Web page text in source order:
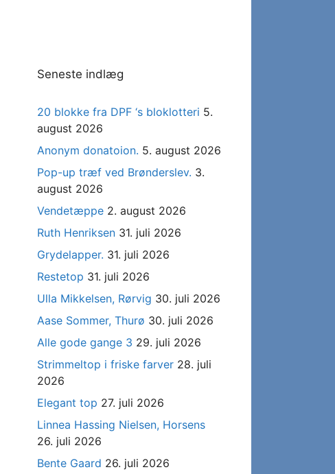
Seneste indlæg
20 blokke fra DPF ‘s bloklotteri 5.
august 2026
Anonym donatoion. 5. august 2026
Pop-up træf ved Brønderslev. 3.
august 2026
Vendetæppe 2. august 2026
Ruth Henriksen 31. juli 2026
Grydelapper. 31. juli 2026
Restetop 31. juli 2026
Ulla Mikkelsen, Rørvig 30. juli 2026
Aase Sommer, Thurø 30. juli 2026
Alle gode gange 3 29. juli 2026
Strimmeltop i friske farver 28. juli
2026
Elegant top 27. juli 2026
Linnea Hassing Nielsen, Horsens
26. juli 2026
Bente Gaard 26. juli 2026